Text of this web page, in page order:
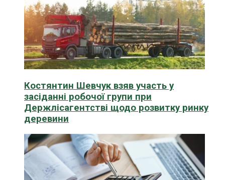
Костянтин Шевчук взяв участь у
засіданні робочої групи при
Держлісагентстві щодо розвитку ринку
деревини